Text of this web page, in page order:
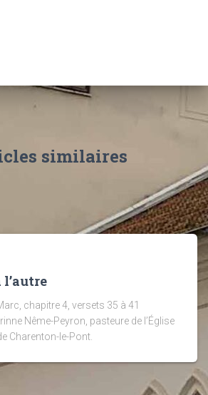
similaires
l’autre
chapitre 4, versets 35 à 41
Nême-Peyron, pasteure de l’Église
Charenton-le-Pont.